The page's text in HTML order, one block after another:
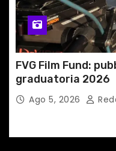
FVG Film Fund:
graduatoria 2026
Ago 5, 2026